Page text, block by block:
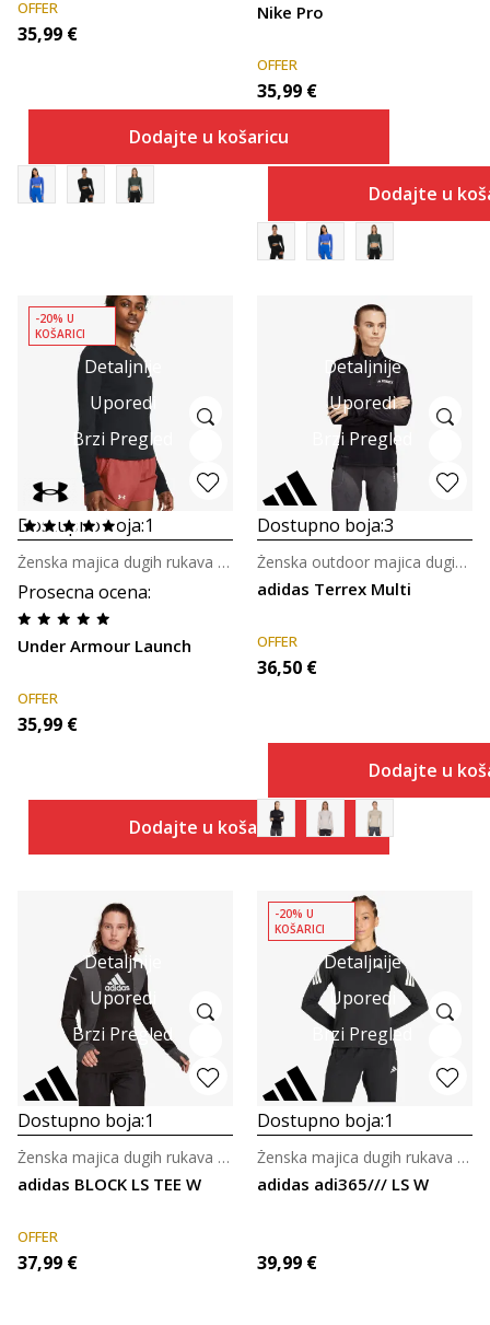
OFFER
35,99 €
Dodajte u košaricu
Nike Pro
OFFER
35,99 €
Dodajte u
Detaljnije
Uporedi
Brzi Pregled
-20% U
KOŠARICI
Dostupno boja:1
Prosecna ocena:
Under Armour Launch
Ženska majica dugih rukava za trčanje
OFFER
35,99 €
Dodajte u košaricu
Detaljnije
Uporedi
Brzi Pregled
Dostupno boja:3
adidas Terrex Multi
Ženska outdoor majica dugih rukava
OFFER
36,50 €
Dodajte u
Detaljnije
Uporedi
Brzi Pregled
Dostupno boja:1
adidas BLOCK LS TEE W
Ženska majica dugih rukava za trčanje
OFFER
37,99 €
Detaljnije
Uporedi
Brzi Pregled
-20% U
KOŠARICI
Dostupno boja:1
adidas adi365/// LS W
Ženska majica dugih rukava za trčanje
39,99 €